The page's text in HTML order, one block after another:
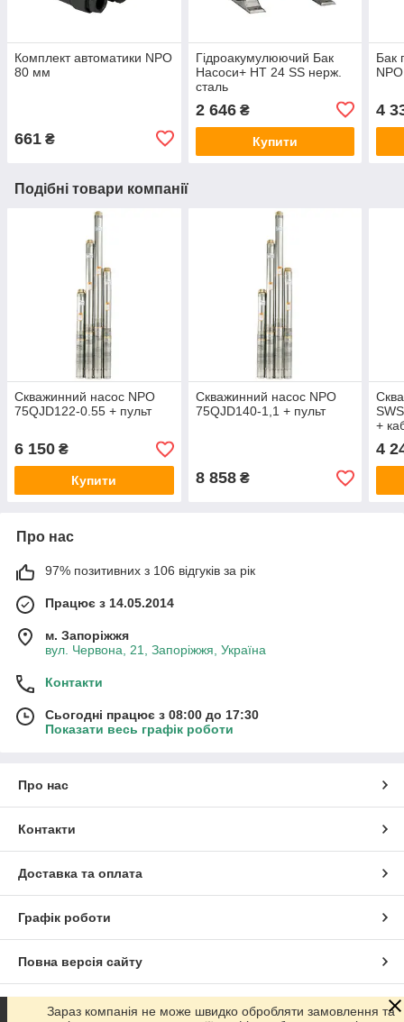
Комплект автоматики NPO
80 мм
661 ₴
Гідроакумулюючий Бак
Насоси+ HT 24 SS нерж.
сталь
2 646₴
Купити
Бак
4
Подібні товари компанії
Скважинний насос NPO
75QJD122-0.55 + пульт
6 150 ₴
Купити
Скважинний насос NPO
75QJD140-1,1 + пульт
8 858₴
+
4
Про нас
97% позитивних з 106 відгуків за рік
Працює з 14.05.2014
м. Запоріжжя
вул. Червона, 21, Запоріжжя, Україна
Контакти
Сьогодні працює з 08:00 до 17:30
Показати весь графік роботи
Про нас
Контакти
Доставка та оплата
Графік роботи
Повна версія сайту
Сайт створено на маркетплейсіProm.ua
Зараз компанія не може швидко обробляти замовлення та